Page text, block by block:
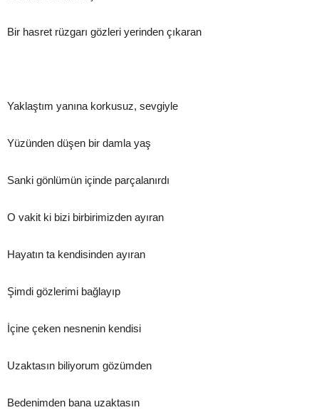
Bir hasret rüzgarı gözleri yerinden çıkaran
Yaklaştım yanına korkusuz, sevgiyle
Yüzünden düşen bir damla yaş
Sanki gönlümün içinde parçalanırdı
O vakit ki bizi birbirimizden ayıran
Hayatın ta kendisinden ayıran
Şimdi gözlerimi bağlayıp
İçine çeken nesnenin kendisi
Uzaktasın biliyorum gözümden
Bedenimden bana uzaktasın